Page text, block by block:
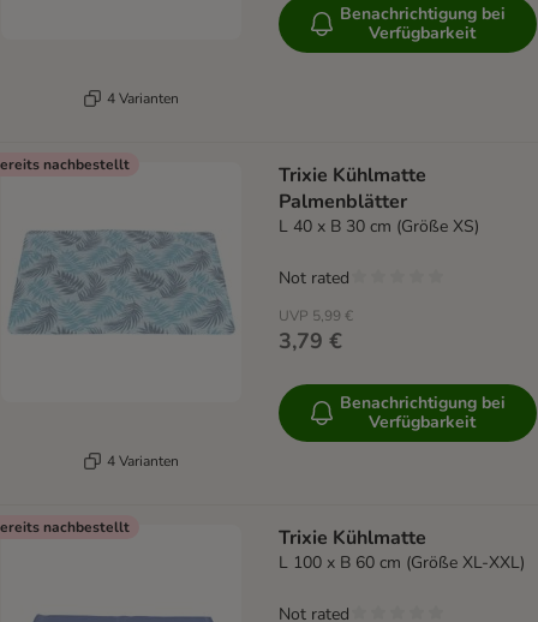
4 Varianten
Benachrichtigung bei
Verfügbarkeit
nachbestellt
4 Varianten
Trixie Kühlmatte
Palmenblätter
L 40 x B 30 cm (Größe XS)
UVP 5,99 €
3,79 €
Not rated
Benachrichtigung bei
Verfügbarkeit
nachbestellt Trixie Kühlmatte
L 100 x B 60 cm (Größe XL-XXL)
Not rated